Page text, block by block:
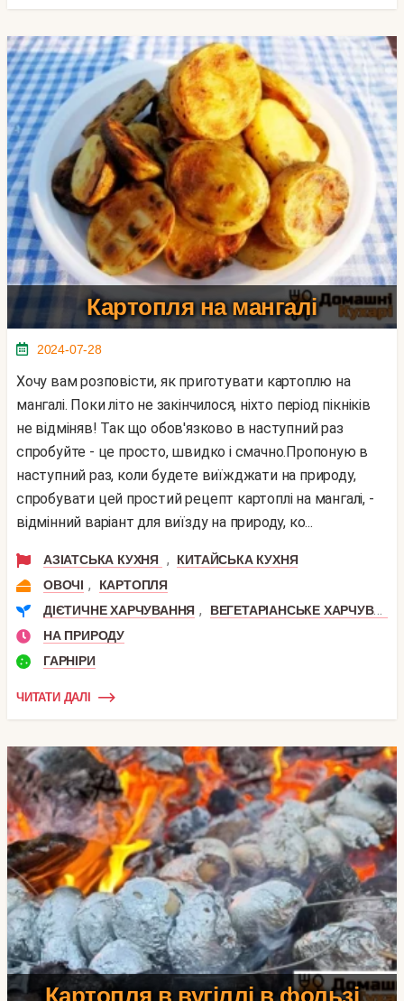
Картопля на мангалі
2024-07-28
Хочу вам розповісти, як приготувати картоплю на
мангалі. Поки літо не закінчилося, ніхто період пікніків
не відміняв! Так що обов'язково в наступний раз
спробуйте - це просто, швидко і смачно.Пропоную в
наступний раз, коли будете виїжджати на природу,
спробувати цей простий рецепт картоплі на мангалі, -
відмінний варіант для виїзду на природу, ко...
АЗІАТСЬКА КУХНЯ ,
КИТАЙСЬКА КУХНЯ
ОВОЧІ ,
КАРТОПЛЯ
ДІЄТИЧНЕ ХАРЧУВАННЯ ,
ВЕГЕТАРІАНСЬКЕ ХАРЧУВАННЯ
НА ПРИРОДУ
ГАРНІРИ
ЧИТАТИ ДАЛІ
Картопля в вугіллі в фользі